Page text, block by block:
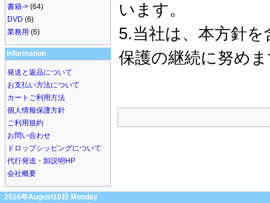
書籍-> (64)
DVD (6)
業務用 (6)
Information
発送と返品について
お支払い方法について
カートご利用方法
個人情報保護方針
ご利用規約
お問い合わせ
ドロップシッピングについて
代行発送・卸説明HP
会社概要
います。
5.当社は、本方針
保護の継続に努め
2026年August10日 Monday